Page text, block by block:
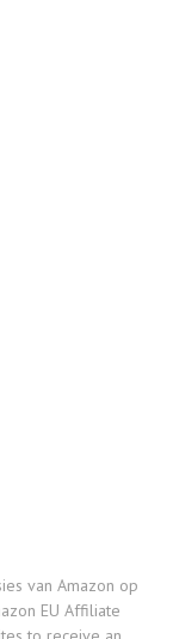
van Amazon op
EU Affiliate